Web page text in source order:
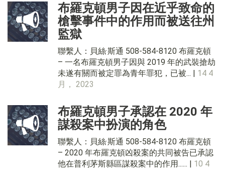
布羅克頓男子因在近乎致命的
槍擊事件中的作用而被送往州
監獄
聯繫人：貝絲·斯通 508-584-8120 布羅克頓
– 一名布羅克頓男子因與 2019 年的武裝搶劫
未遂有關而被定罪為青年罪犯，已被... | 14 4
月， 2023
布羅克頓男子承認在 2020 年
謀殺案中扮演的角色
聯繫人：貝絲·斯通 508-584-8120 布羅克頓
– 2020 年布羅克頓凶殺案的共同被告已承認
他在普利茅斯縣區謀殺案中的作用...... | 10 4